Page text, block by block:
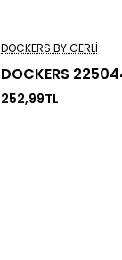
Stoklarda Yok
DOCKERS BY GERLI
252,99TL